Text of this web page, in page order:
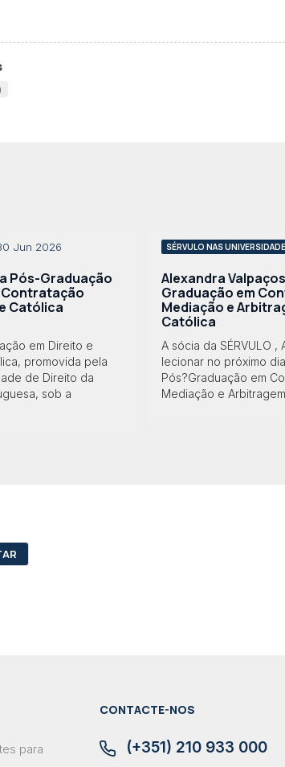
Jun 2026
Pós-Graduação
Contratação
Católica
em Direito e
promovida pela
de Direito da
sob a
SÉRVULO NAS
Alexandra
Graduação em
Mediação e
Católica
A sócia da SÉRVULO ,
lecionar no próximo
Pós?Graduação em
Mediação e
para
CONTACTE-NOS
(+351) 210 933 000